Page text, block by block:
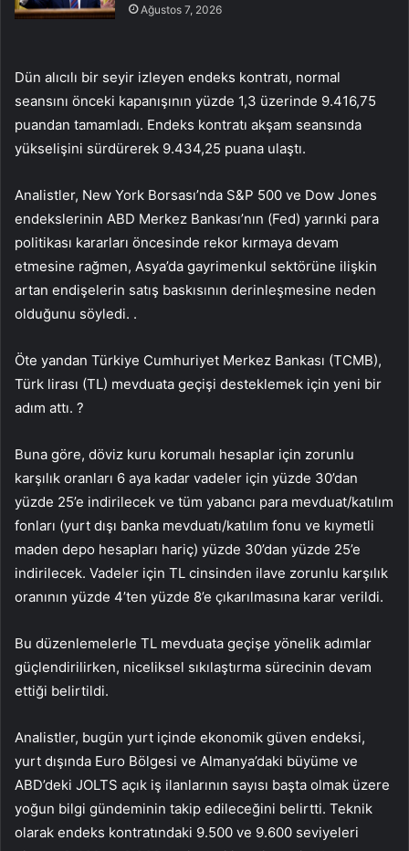
Ağustos 7, 2026
Dün alıcılı bir seyir izleyen endeks kontratı, normal
seansını önceki kapanışının yüzde 1,3 üzerinde 9.416,75
puandan tamamladı. Endeks kontratı akşam seansında
yükselişini sürdürerek 9.434,25 puana ulaştı.
Analistler, New York Borsası’nda S&P 500 ve Dow Jones
endekslerinin ABD Merkez Bankası’nın (Fed) yarınki para
politikası kararları öncesinde rekor kırmaya devam
etmesine rağmen, Asya’da gayrimenkul sektörüne ilişkin
artan endişelerin satış baskısının derinleşmesine neden
olduğunu söyledi. .
Öte yandan Türkiye Cumhuriyet Merkez Bankası (TCMB),
Türk lirası (TL) mevduata geçişi desteklemek için yeni bir
adım attı. ?
Buna göre, döviz kuru korumalı hesaplar için zorunlu
karşılık oranları 6 aya kadar vadeler için yüzde 30’dan
yüzde 25’e indirilecek ve tüm yabancı para mevduat/katılım
fonları (yurt dışı banka mevduatı/katılım fonu ve kıymetli
maden depo hesapları hariç) yüzde 30’dan yüzde 25’e
indirilecek. Vadeler için TL cinsinden ilave zorunlu karşılık
oranının yüzde 4’ten yüzde 8’e çıkarılmasına karar verildi.
Bu düzenlemelerle TL mevduata geçişe yönelik adımlar
güçlendirilirken, niceliksel sıkılaştırma sürecinin devam
ettiği belirtildi.
Analistler, bugün yurt içinde ekonomik güven endeksi,
yurt dışında Euro Bölgesi ve Almanya’daki büyüme ve
ABD’deki JOLTS açık iş ilanlarının sayısı başta olmak üzere
yoğun bilgi gündeminin takip edileceğini belirtti. Teknik
olarak endeks kontratındaki 9.500 ve 9.600 seviyeleri